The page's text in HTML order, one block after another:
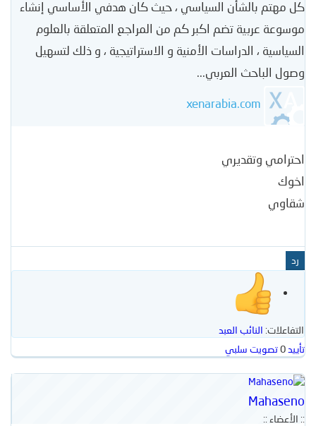
كل مهتم بالشأن السياسي ، حيث كان هدفي الأساسي إنشاء
موسوعة عربية تضم اكبر كم من المراجع المتعلقة بالعلوم
السياسية ، الدراسات الأمنية و الاستراتيجية ، و ذلك لتسهيل
وصول الباحث العربي...
xenarabia.com
احترامي وتقديري
اخوك
شقاوي
رد
التفاعلات: النائب العبد
تأييد 0تصويت سلبي
Mahaseno
:: الأعضاء ::